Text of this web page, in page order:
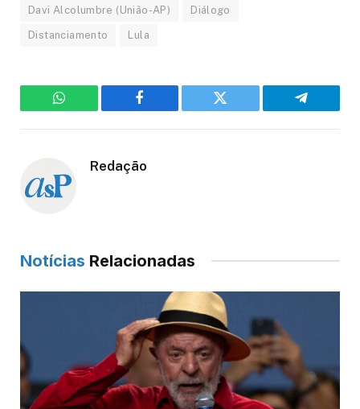
Davi Alcolumbre (União-AP) Diálogo
Distanciamento Lula
WhatsApp Facebook Twitter Telegram
Redação
Notícias Relacionadas